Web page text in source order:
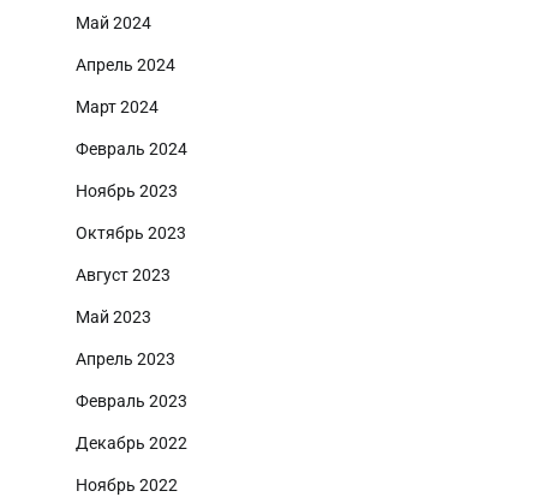
Май 2024
Апрель 2024
Март 2024
Февраль 2024
Ноябрь 2023
Октябрь 2023
Август 2023
Май 2023
Апрель 2023
Февраль 2023
Декабрь 2022
Ноябрь 2022